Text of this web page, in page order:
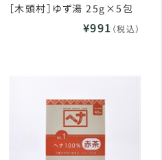
［木頭村］ゆず湯 25g×5包
¥991 （税込）